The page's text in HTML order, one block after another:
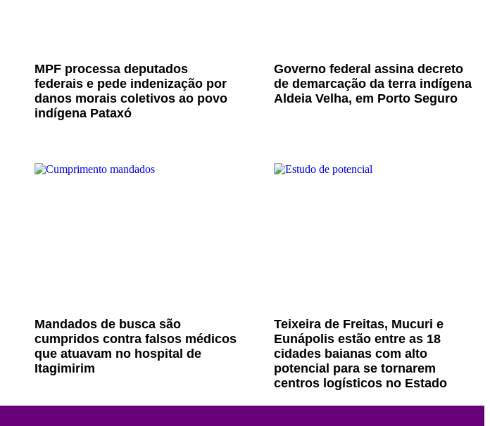
MPF processa deputados
federais e pede indenização por
danos morais coletivos ao povo
indígena Pataxó
Governo federal assina decreto
de demarcação da terra indígena
Aldeia Velha, em Porto Seguro
Mandados de busca são
cumpridos contra falsos médicos
que atuavam no hospital de
Itagimirim
Teixeira de Freitas, Mucuri e
Eunápolis estão entre as 18
cidades baianas com alto
potencial para se tornarem
centros logísticos no Estado